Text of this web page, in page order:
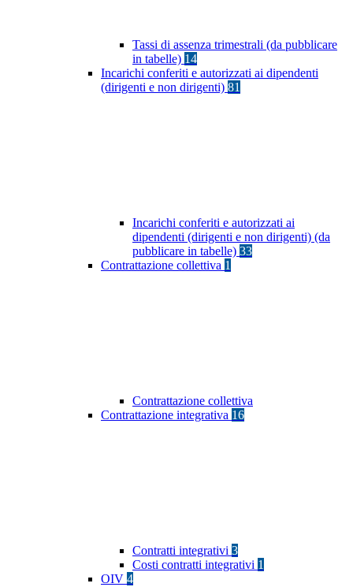
Tassi di assenza trimestrali (da pubblicare
in tabelle) 14
Incarichi conferiti e autorizzati ai dipendenti
(dirigenti e non dirigenti) 81
Incarichi conferiti e autorizzati ai
dipendenti (dirigenti e non dirigenti) (da
pubblicare in tabelle) 33
Contrattazione collettiva 1
Contrattazione collettiva
Contrattazione integrativa 16
Contratti integrativi 3
Costi contratti integrativi 1
OIV 4